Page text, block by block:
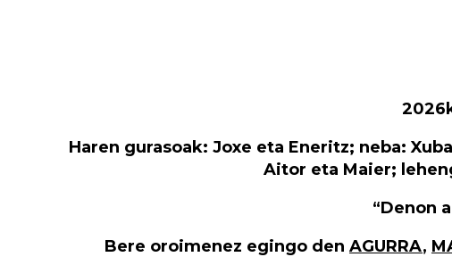
Haren gurasoak: Joxe eta Eneritz; neba:
Aitor eta Maier;
“Denon
Bere oroimenez egingo den AGURRA,